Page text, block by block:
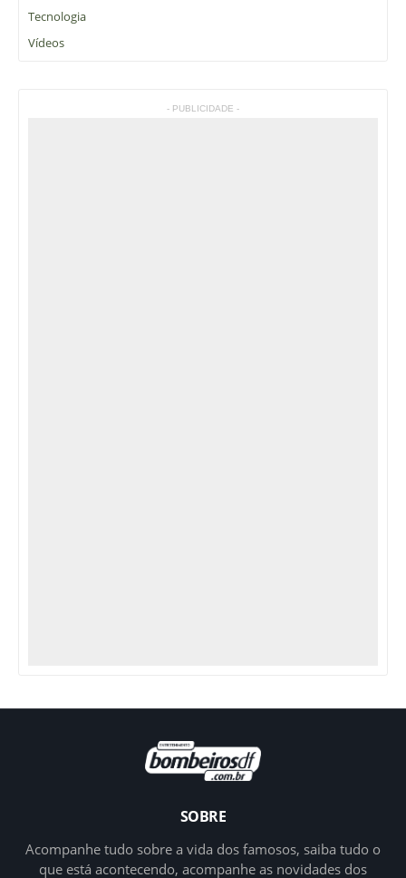
Tecnologia
Vídeos
- PUBLICIDADE -
SOBRE
Acompanhe tudo sobre a vida dos famosos, saiba tudo o
que está acontecendo, acompanhe as novidades dos